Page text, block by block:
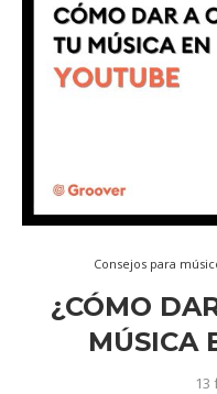
Consejos para
¿CÓMO
MÚSICA
13